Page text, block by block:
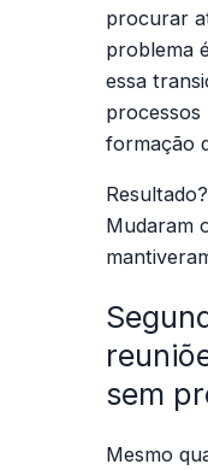
procurar
problema
essa
processos
formação
Resultado?
Mudaram
sem
Mesmo